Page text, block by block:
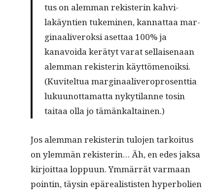
tus on alem­man rek­isterin kahvi­
lakäyn­tien tukem­i­nen, kan­nat­taa mar­
gin­aaliv­eroksi aset­taa 100% ja
kanavoi­da kerä­tyt varat sel­l­aise­naan
alem­man rek­isterin käyt­tö­menoik­si.
(Kuvitel­tua mar­gin­aaliv­ero­pros­ent­tia
luku­unot­ta­mat­ta nykyti­lanne tosin
taitaa olla jo tämänkaltainen.)
Jos alem­man rek­isterin tulo­jen tarkoi­tus
on ylem­män rek­isterin… Äh, en edes jak­sa
kir­joit­taa lop­pu­un. Ymmär­rät var­maan
pointin, täysin epäre­al­is­tis­ten hyper­bolien